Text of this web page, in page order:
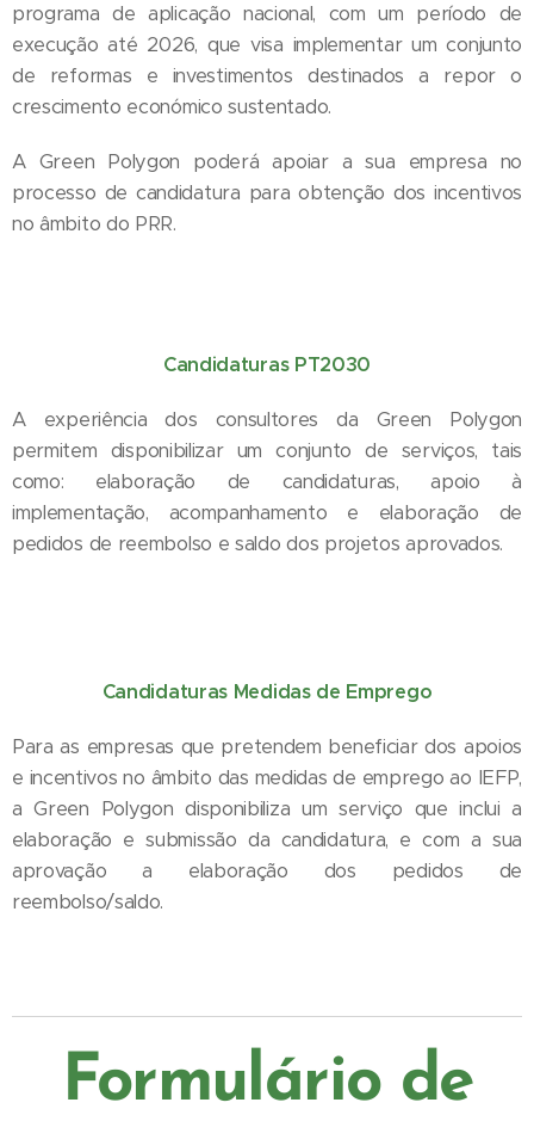
programa de aplicação nacional, com um período de
execução até 2026, que visa implementar um conjunto
de reformas e investimentos destinados a repor o
crescimento económico sustentado.
A Green Polygon poderá apoiar a sua empresa no
processo de candidatura para obtenção dos incentivos
no âmbito do PRR.
Candidaturas PT2030
A experiência dos consultores da Green Polygon
permitem disponibilizar um conjunto de serviços, tais
como: elaboração de candidaturas, apoio à
implementação, acompanhamento e elaboração de
pedidos de reembolso e saldo dos projetos aprovados.
Candidaturas Medidas de Emprego
Para as empresas que pretendem beneficiar dos apoios
e incentivos no âmbito das medidas de emprego ao IEFP,
a Green Polygon disponibiliza um serviço que inclui a
elaboração e submissão da candidatura, e com a sua
aprovação a elaboração dos pedidos de
reembolso/saldo.
Formulário de